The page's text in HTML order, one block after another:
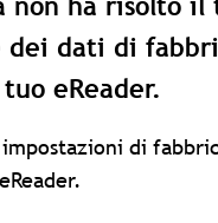
non ha risolto
dei dati di
eReader.
di